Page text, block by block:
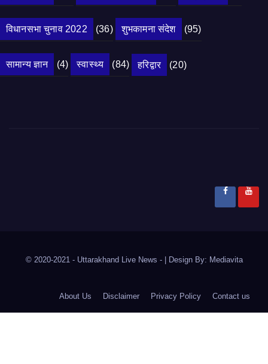
विधानसभा चुनाव 2022 (36) शुभकामना संदेश (95)
सामान्य ज्ञान (4) स्वास्थ्य (84) हरिद्वार (20)
© 2020-2021 - Uttarakhand Live News - Design By: Mediavita
About Us Disclaimer Privacy Policy Contact us